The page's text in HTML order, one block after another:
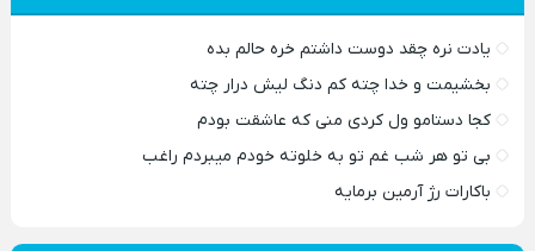
یادت نره چقد دوست داشتم خره حالم بده
بخشیمت و خدا چته کم دنگ لیش درار چته
کجا دستامو ول کردی منی که عاشقت بودم
بی تو هر شب غم تو به خلوته خودم میبردم راغب
باکارات رژ آرمین برمایه